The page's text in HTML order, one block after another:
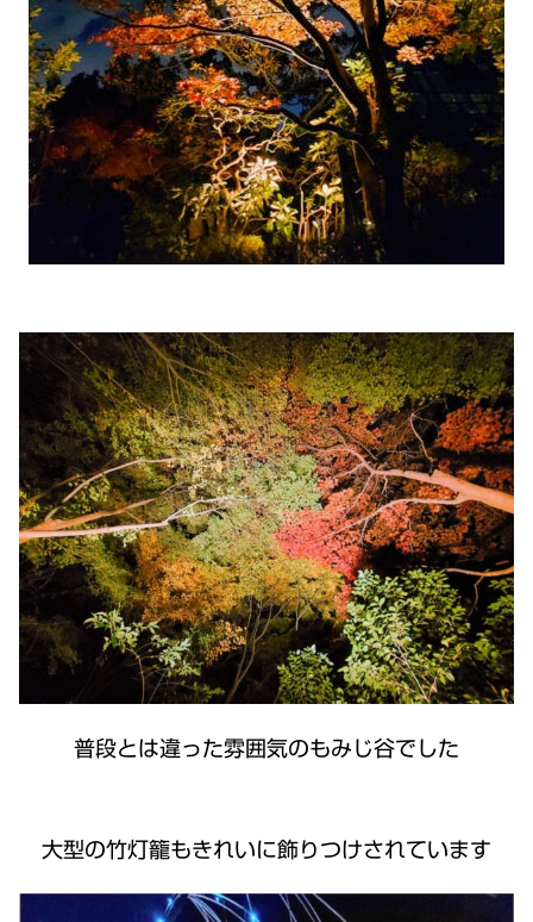
普段とは違った雰囲気のもみじ谷でした
大型の竹灯籠もきれいに飾りつけされています